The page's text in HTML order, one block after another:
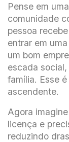
Pense em
comunidade
pessoa
entrar em
um bom
escada
família. Esse
ascendente.
Agora
licença e
reduzindo